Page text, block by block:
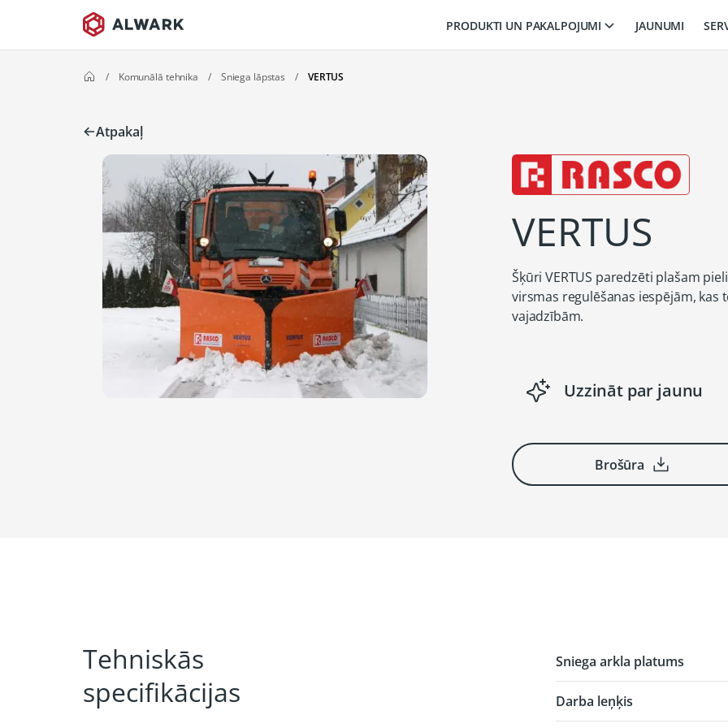
PRODUKTI UN PAKALPOJUMI JAUNUMI
/ Komunālā tehnika / Sniega lāpstas / VERTUS
Atpakaļ
VERTUS
Šķūri VERTUS paredzēti plašam
virsmas regulēšanas iespējām,
vajadzībām.
Uzzināt par jaunu
Brošūra
Tehniskās
specifikācijas
Sniega arkla platums
Darba leņķis